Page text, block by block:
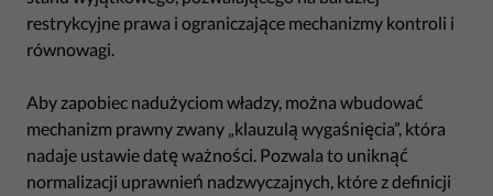
restrykcyjne prawa i ograniczające mechanizmy kontroli i
równowagi.
Aby zapobiec nadużyciom władzy, można wbudować
mechanizm prawny zwany „klauzulą wygaśnięcia”, która
nadaje ustawie datę ważności. Pozwala to uniknąć
normalizacji uprawnień nadzwyczajnych, które z definicji